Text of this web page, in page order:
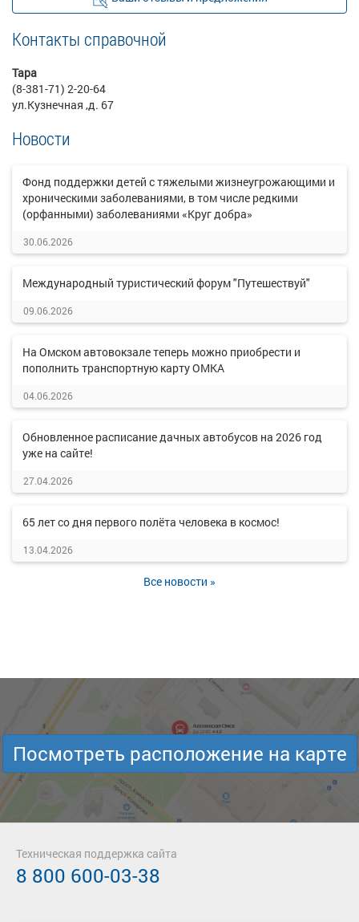
Контакты справочной
Тара
(8-381-71) 2-20-64
ул.Кузнечная ,д. 67
Новости
Фонд поддержки детей с тяжелыми жизнеугрожающими и
хроническими заболеваниями, в том числе редкими
(орфанными) заболеваниями «Круг добра»
30.06.2026
Международный туристический форум "Путешествуй"
09.06.2026
На Омском автовокзале теперь можно приобрести и
пополнить транспортную карту ОМКА
04.06.2026
Обновленное расписание дачных автобусов на 2026 год
уже на сайте!
27.04.2026
65 лет со дня первого полёта человека в космос!
13.04.2026
Все новости »
Посмотреть расположение на карте
Техническая поддержка сайта
8 800 600-03-38